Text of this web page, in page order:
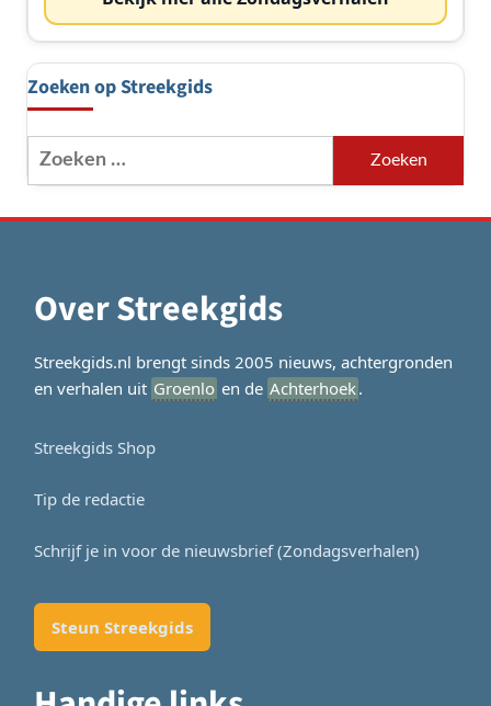
Zoeken op Streekgids
Zoeken
naar:
Over Streekgids
Streekgids.nl brengt sinds 2005 nieuws, achtergronden
en verhalen uit Groenlo en de Achterhoek.
Streekgids Shop
Tip de redactie
Schrijf je in voor de nieuwsbrief (Zondagsverhalen)
Steun Streekgids